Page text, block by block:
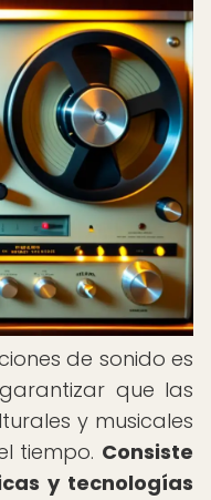
de sonido es
que las
y musicales
tiempo. Consiste
y tecnologías